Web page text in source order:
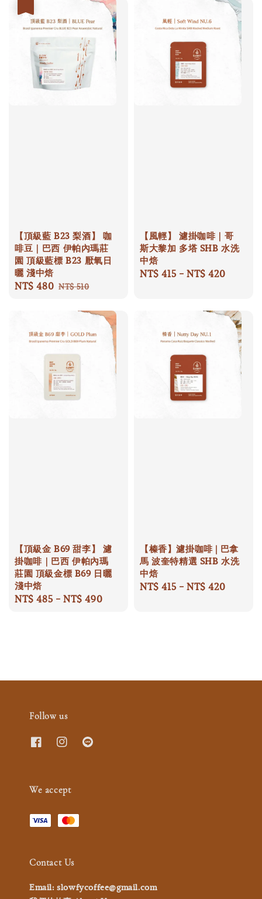
【頂級藍 B23 梨酒】 咖
啡豆｜巴西 伊帕內瑪莊
園 頂級藍標 B23 厭氧日
曬 淺中焙
Sale
NT$ 480 Regular
NT$ 510
【風輕】 濾掛咖啡｜哥
斯大黎加 多塔 SHB 水洗
中焙
Regular
NT$ 415 -NT$ 420
【頂級金 B69 甜李】 濾
掛咖啡｜巴西 伊帕內瑪
莊園 頂級金標 B69 日曬
淺中焙
Regular
NT$ 485 -NT$ 490
【榛香】濾掛咖啡 | 巴拿
馬 波奎特精選 SHB 水洗
中焙
Regular
NT$ 415 -NT$ 420
Follow us
We accept
Contact Us
Email: slowfycoffee@gmail.com